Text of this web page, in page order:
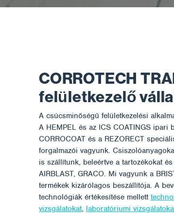
CORROTECH
felületkezelő
A csúcsminőségű felületkezelési
A HEMPEL és az ICS COATINGS ipari
CORROCOAT és a REZORECT
forgalmazói vagyunk.
is szállítunk, beleértve a tartozékokat
AIRBLAST, GRACO. Mi vagyunk a
termékek kizárólagos beszállítója. A
technológiák értékesítése mellett
vizsgálatokat, laboratóriumi